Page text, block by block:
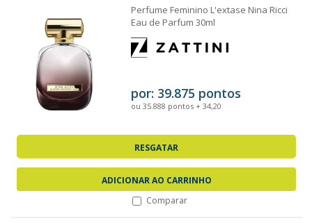
Perfume Feminino L'extase Nina Ricci
Eau de Parfum 30ml
por: 39.875 pontos
ou 35.888 pontos + 34,20
RESGATAR
ADICIONAR AO CARRINHO
Comparar